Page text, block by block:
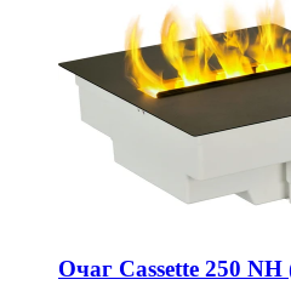
Очаг Cassette 250 NH